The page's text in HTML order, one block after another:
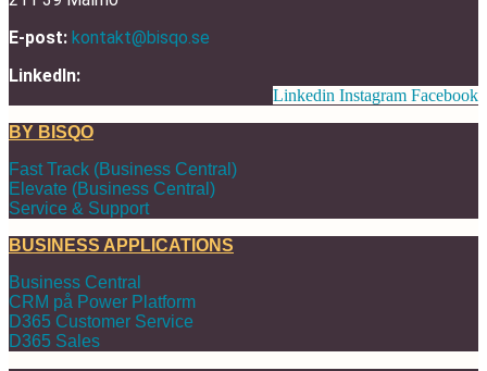
E-post: kontakt@bisqo.se
LinkedIn:
Linkedin Instagram Facebook
BY BISQO
Fast Track (Business Central)
Elevate (Business Central)
Service & Support
BUSINESS APPLICATIONS
Business Central
CRM på Power Platform
D365 Customer Service
D365 Sales